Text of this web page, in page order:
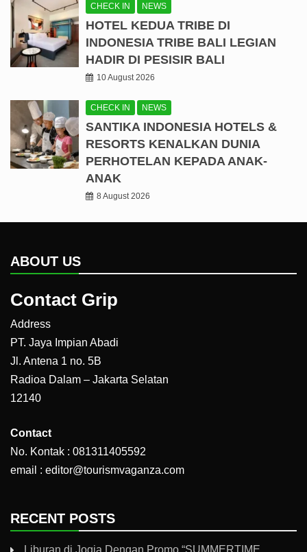
CHECK IN NEWS
HOTEL KEDUA TRIBE DI
INDONESIA TRIBE BALI LEGIAN
HADIR DI PESISIR BALI
10 August 2026
CHECK IN NEWS
SANTIKA INDONESIA HOTELS &
RESORTS KENALKAN DUNIA
PERHOTELAN KEPADA ANAK-
ANAK
8 August 2026
ABOUT US
Contact Grip
Address
PT. Jaya Impian Abadi
Jl. Antena 1 no. 5B
Radioa Dalam – Jakarta Selatan
12140
Contact
No. Kontak : 081311405592
email : editor@tourismvaganza.com
RECENT POSTS
Liburan di Jogja Dengan Promo “SUMMERTIME